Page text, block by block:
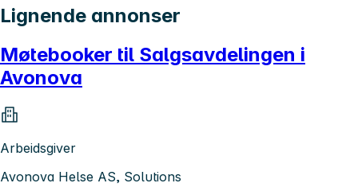
Lignende annonser
Møtebooker til Salgsavdelingen i
Avonova
Arbeidsgiver
Avonova Helse AS, Solutions